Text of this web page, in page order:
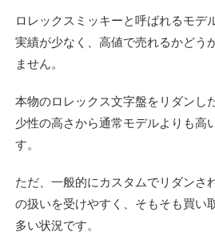
ロレックスミッキーと呼ばれるモデ
実績が少なく、高値で売れるかどう
ません。
本物のロレックス文字盤をリダンし
少性の高さから通常モデルよりも高
す。
ただ、一般的にカスタムでリダンさ
の扱いを受けやすく、そもそも買い
多い状況です。